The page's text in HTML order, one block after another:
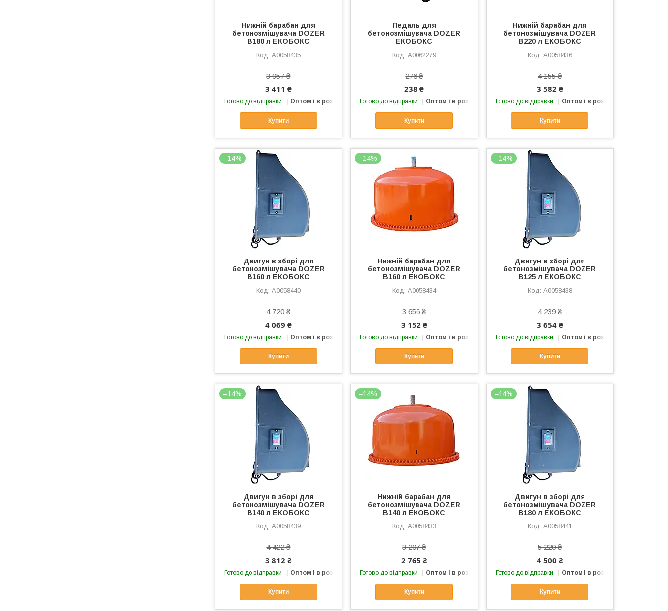
Нижній барабан для
бетонозмішувача DOZER
B180 л ЕКОБОКС
А0058435
3 957 ₴
3 411 ₴
Готово до відправки Оптом і в роздріб
Купити
Педаль для
бетонозмішувача DOZER
ЕКОБОКС
А0062279
276 ₴
238 ₴
Готово до відправки Оптом і в роздріб
Купити
Нижній барабан для
бетонозмішувача DOZER
B220 л ЕКОБОКС
А0058436
4 155 ₴
3 582 ₴
Готово до відправки Оптом і в роздріб
Купити
–14%
Двигун в зборі для
бетонозмішувача DOZER
B160 л ЕКОБОКС
А0058440
4 720 ₴
4 069 ₴
Готово до відправки Оптом і в роздріб
Купити
–14%
Нижній барабан для
бетонозмішувача DOZER
B160 л ЕКОБОКС
А0058434
3 656 ₴
3 152 ₴
Готово до відправки Оптом і в роздріб
Купити
–14%
Двигун в зборі для
бетонозмішувача DOZER
B125 л ЕКОБОКС
А0058438
4 239 ₴
3 654 ₴
Готово до відправки Оптом і в роздріб
Купити
–14%
Двигун в зборі для
бетонозмішувача DOZER
B140 л ЕКОБОКС
А0058439
4 422 ₴
3 812 ₴
Готово до відправки Оптом і в роздріб
Купити
–14%
Нижній барабан для
бетонозмішувача DOZER
B140 л ЕКОБОКС
А0058433
3 207 ₴
2 765 ₴
Готово до відправки Оптом і в роздріб
Купити
–14%
Двигун в зборі для
бетонозмішувача DOZER
B180 л ЕКОБОКС
А0058441
5 220 ₴
4 500 ₴
Готово до відправки Оптом і в роздріб
Купити